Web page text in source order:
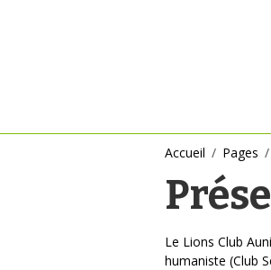
Accueil Pages
Le Lions Club
humaniste (Club